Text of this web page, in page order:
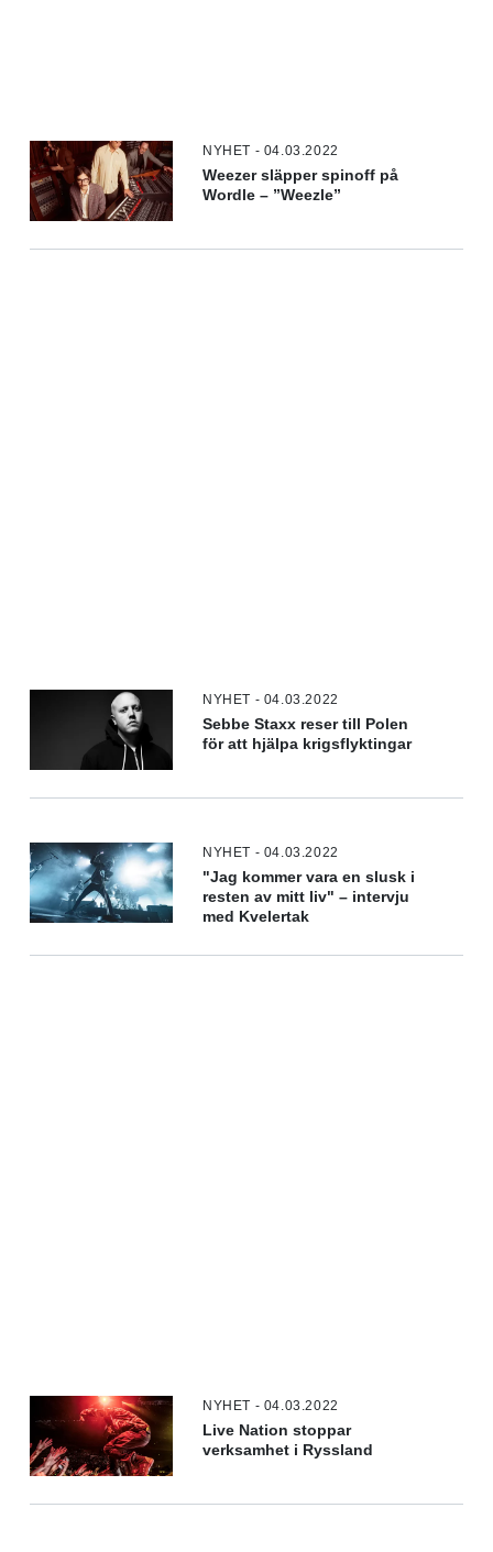
NYHET - 04.03.2022
Weezer släpper spinoff på
Wordle – ”Weezle”
NYHET - 04.03.2022
Sebbe Staxx reser till Polen
för att hjälpa krigsflyktingar
NYHET - 04.03.2022
"Jag kommer vara en slusk i
resten av mitt liv" – intervju
med Kvelertak
NYHET - 04.03.2022
Live Nation stoppar
verksamhet i Ryssland